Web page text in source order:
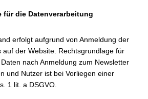
für die Datenverarbeitung
erfolgt aufgrund von Anmeldung der
auf der Website. Rechtsgrundlage für
nach Anmeldung zum Newsletter
und Nutzer ist bei Vorliegen einer
1 lit. a DSGVO.